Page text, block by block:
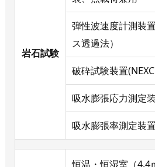
岩石試験
弾性波速度計測装
ス透過法）
破砕試験装置
吸水膨張応力測定
吸水膨張率測定装置
恒温・恒湿室（4.4